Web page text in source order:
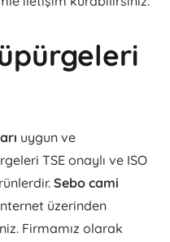
uygun ve
TSE onaylı ve ISO
Sebo cami
üzerinden
Firmamız olarak